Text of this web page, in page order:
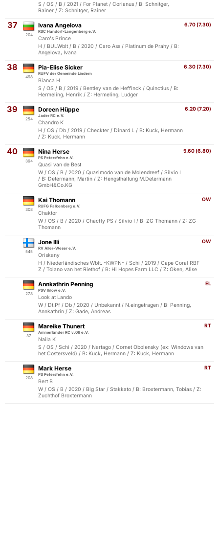
S / OS / B / 2021 / For Planet / Corianus / B: Schnitger,
Rainer / Z: Schnitger, Rainer
37
204
6.70 (7.30)
Ivana Angelova
RSC Handorf-Langenberg e.V.
Caro's Prince
H / BULWblt / B / 2020 / Caro Ass / Platinum de Prahy / B:
Angelova, Ivana
38
498
6.30 (7.30)
Pia-Elise Sicker
RUFV der Gemeinde Lindern
Bianca H
S / OS / B / 2019 / Bentley van de Heffinck / Quinctius / B:
Hermeling, Henrik / Z: Hermeling, Ludger
39
254
6.20 (7.20)
Doreen Hüppe
Jader RC e.V.
Chandro K
H / OS / Db / 2019 / Checkter / Dinard L / B: Kuck, Hermann
/ Z: Kuck, Hermann
40
394
5.60 (6.80)
Nina Herse
PS Petersfehn e.V.
Quasi van de Best
W / OS / B / 2020 / Quasimodo van de Molendreef / Silvio I
/ B: Determann, Martin / Z: Hengsthaltung M.Determann
GmbH&Co.KG
308
OW
Kai Thomann
RUFG Falkenberg e.V.
Chaktor
W / OS / B / 2020 / Chacfly PS / Silvio I / B: ZG Thomann / Z: ZG
Thomann
545
OW
Jone Illi
RV Aller-Weser e.V.
Oriskany
H / Niederländisches Wblt. -KWPN- / Schi / 2019 / Cape Coral RBF
Z / Tolano van het Riethof / B: Hi Hopes Farm LLC / Z: Oken, Alise
278
EL
Annkathrin Penning
PSV Ihlow e.V.
Look at Lando
W / Dt.Pf / Db / 2020 / Unbekannt / N.eingetragen / B: Penning,
Annkathrin / Z: Gade, Andreas
37
RT
Mareike Thunert
Ammerländer RC v.06 e.V.
Naila K
S / OS / Schi / 2020 / Nartago / Cornet Obolensky (ex: Windows van
het Costersveld) / B: Kuck, Hermann / Z: Kuck, Hermann
208
RT
Mark Herse
PS Petersfehn e.V.
Bert B
W / OS / B / 2020 / Big Star / Stakkato / B: Broxtermann, Tobias / Z:
Zuchthof Broxtermann